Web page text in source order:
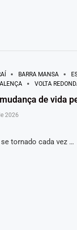
BARRA MANSA
VOLTA
de vida
2026
tornado cada vez …